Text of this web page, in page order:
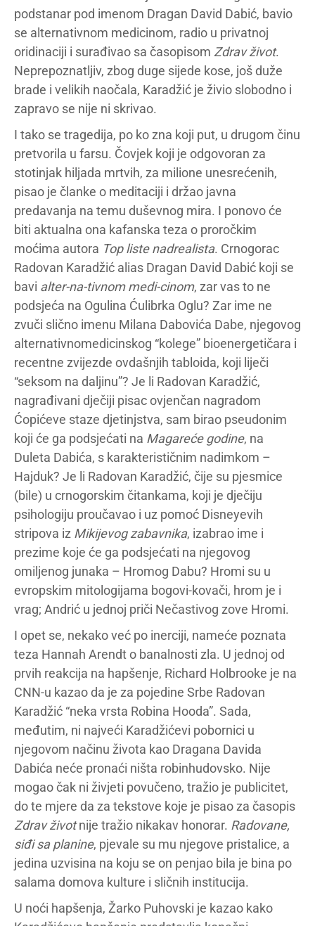
podstanar pod imenom Dragan David Dabić, bavio
se alternativnom medicinom, radio u privatnoj
oridinaciji i surađivao sa časopisom Zdrav život.
Neprepoznatljiv, zbog duge sijede kose, još duže
brade i velikih naočala, Karadžić je živio slobodno i
zapravo se nije ni skrivao.
I tako se tragedija, po ko zna koji put, u drugom činu
pretvorila u farsu. Čovjek koji je odgovoran za
stotinjak hiljada mrtvih, za milione unesrećenih,
pisao je članke o meditaciji i držao javna
predavanja na temu duševnog mira. I ponovo će
biti aktualna ona kafanska teza o proročkim
moćima autora Top liste nadrealista. Crnogorac
Radovan Karadžić alias Dragan David Dabić koji se
bavi alter-na-tivnom medi-cinom, zar vas to ne
podsjeća na Ogulina Ćulibrka Oglu? Zar ime ne
zvuči slično imenu Milana Dabovića Dabe, njegovog
alternativnomedicinskog “kolege” bioenergetičara i
recentne zvijezde ovdašnjih tabloida, koji liječi
“seksom na daljinu”? Je li Radovan Karadžić,
nagrađivani dječiji pisac ovjenčan nagradom
Ćopićeve staze djetinjstva, sam birao pseudonim
koji će ga podsjećati na Magareće godine, na
Duleta Dabića, s karakterističnim nadimkom –
Hajduk? Je li Radovan Karadžić, čije su pjesmice
(bile) u crnogorskim čitankama, koji je dječiju
psihologiju proučavao i uz pomoć Disneyevih
stripova iz Mikijevog zabavnika, izabrao ime i
prezime koje će ga podsjećati na njegovog
omiljenog junaka – Hromog Dabu? Hromi su u
evropskim mitologijama bogovi-kovači, hrom je i
vrag; Andrić u jednoj priči Nečastivog zove Hromi.
I opet se, nekako već po inerciji, nameće poznata
teza Hannah Arendt o banalnosti zla. U jednoj od
prvih reakcija na hapšenje, Richard Holbrooke je na
CNN-u kazao da je za pojedine Srbe Radovan
Karadžić “neka vrsta Robina Hooda”. Sada,
međutim, ni najveći Karadžićevi pobornici u
njegovom načinu života kao Dragana Davida
Dabića neće pronaći ništa robinhudovsko. Nije
mogao čak ni živjeti povučeno, tražio je publicitet,
do te mjere da za tekstove koje je pisao za časopis
Zdrav životnije tražio nikakav honorar. Radovane,
siđi sa planine, pjevale su mu njegove pristalice, a
jedina uzvisina na koju se on penjao bila je bina po
salama domova kulture i sličnih institucija.
U noći hapšenja, Žarko Puhovski je kazao kako